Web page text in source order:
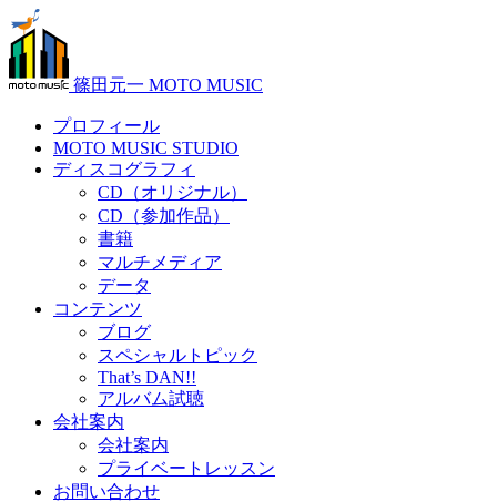
篠田元一 MOTO MUSIC
プロフィール
MOTO MUSIC STUDIO
ディスコグラフィ
CD（オリジナル）
CD（参加作品）
書籍
マルチメディア
データ
コンテンツ
ブログ
スペシャルトピック
That’s DAN!!
アルバム試聴
会社案内
会社案内
プライベートレッスン
お問い合わせ